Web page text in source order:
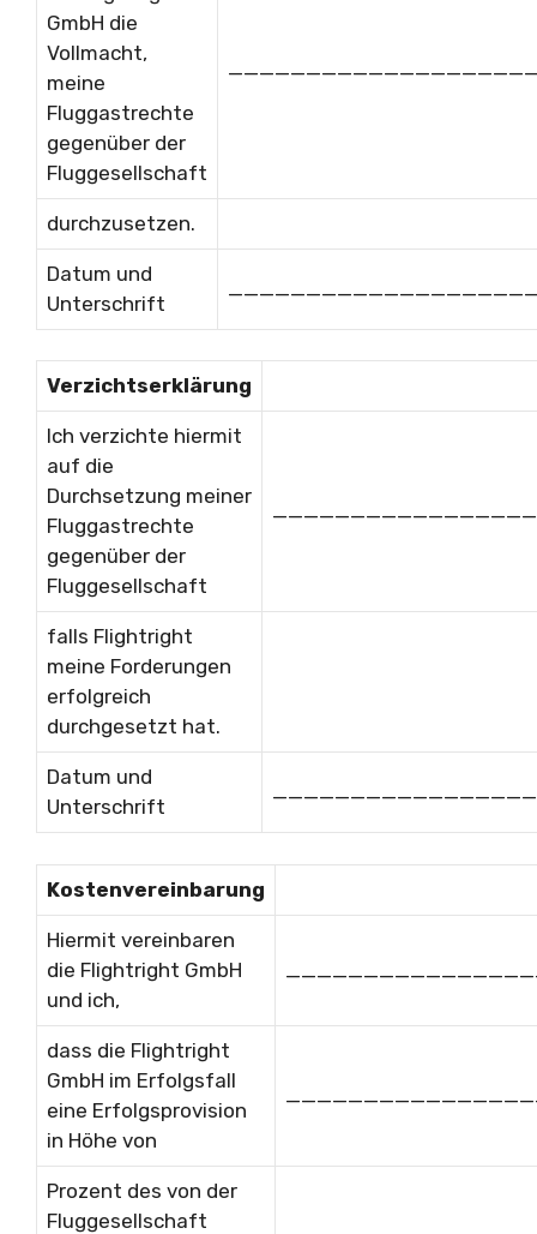
GmbH die
Vollmacht,
meine
Fluggastrechte
gegenüber der
Fluggesellschaft
durchzusetzen.
Datum und
Unterschrift
Verzichtserklärung
Ich verzichte hiermit
auf die
Durchsetzung meiner
Fluggastrechte
gegenüber der
Fluggesellschaft
falls Flightright
meine Forderungen
erfolgreich
durchgesetzt hat.
Datum und
Unterschrift
Kostenvereinbarung
Hiermit vereinbaren
die Flightright GmbH
und ich,
dass die Flightright
GmbH im Erfolgsfall
eine Erfolgsprovision
in Höhe von
Prozent des von der
Fluggesellschaft